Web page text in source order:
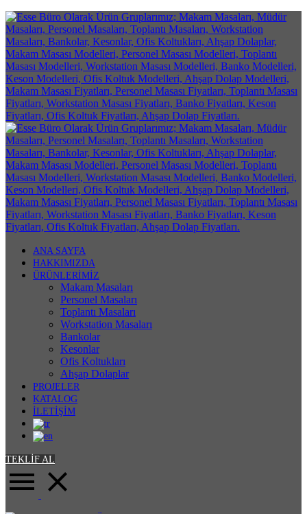
ANA SAYFA
HAKKIMIZDA
ÜRÜNLERİMİZ
Makam Masaları
Personel Masaları
Toplantı Masaları
Workstation Masaları
Bankolar
Kesonlar
Ofis Koltukları
Ahşap Dolaplar
PROJELER
KATALOG
İLETİŞİM
TEKLİF AL